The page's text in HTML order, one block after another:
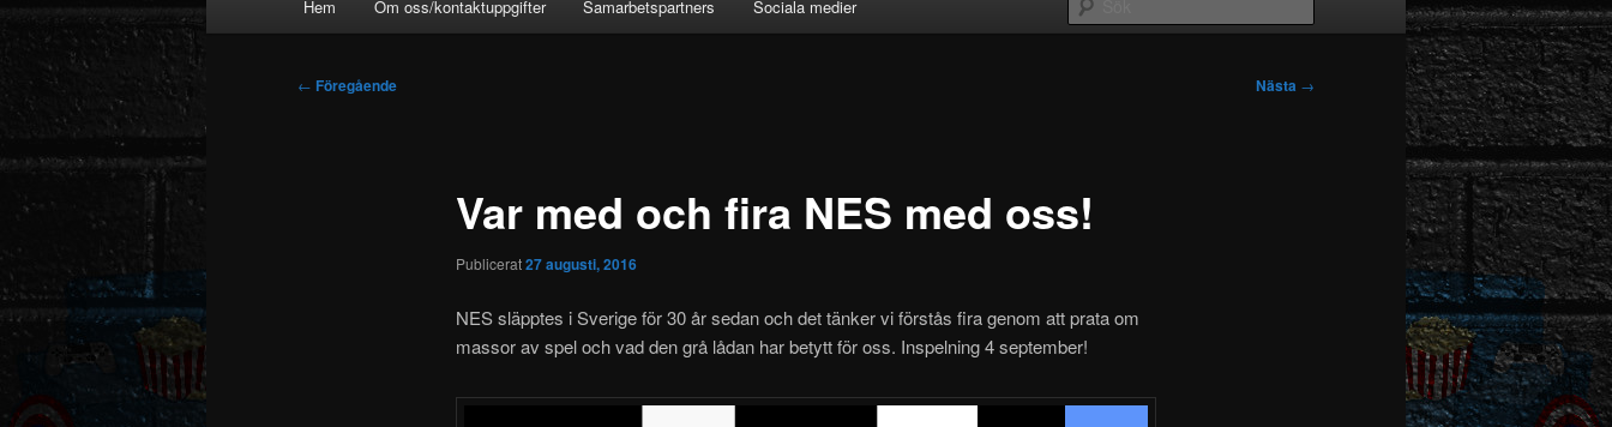
Hem Om oss/kontaktuppgifter Samarbetspartners Sociala medier
Inläggsnavigering
← Föregående Nästa →
Var med och fira NES med oss!
Publicerat27 augusti, 2016
NES släpptes i Sverige för 30 år sedan och det tänker vi förstås fira genom att prata om
massor av spel och vad den grå lådan har betytt för oss. Inspelning 4 september!